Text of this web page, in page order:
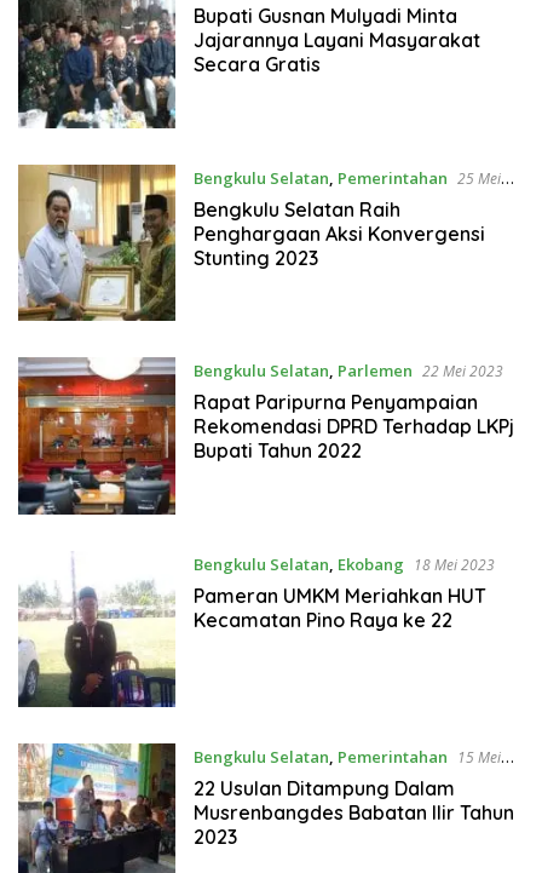
2023
Bupati Gusnan Mulyadi Minta
Jajarannya Layani Masyarakat
Secara Gratis
Bengkulu Selatan, Pemerintahan 25 Mei
2023
Bengkulu Selatan Raih
Penghargaan Aksi Konvergensi
Stunting 2023
Bengkulu Selatan, Parlemen 22 Mei 2023
Rapat Paripurna Penyampaian
Rekomendasi DPRD Terhadap LKPj
Bupati Tahun 2022
Bengkulu Selatan, Ekobang 18 Mei 2023
Pameran UMKM Meriahkan HUT
Kecamatan Pino Raya ke 22
Bengkulu Selatan, Pemerintahan
15 Mei
2023
22 Usulan Ditampung Dalam
Musrenbangdes Babatan Ilir Tahun
2023